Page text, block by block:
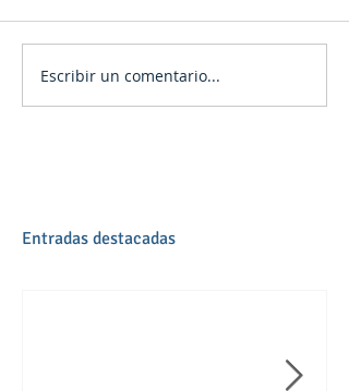
Escribir un comentario...
Entradas destacadas